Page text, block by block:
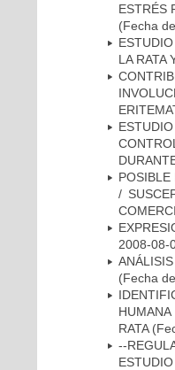
ESTRÉS
(Fecha
LA RATA
POSIBLE
/
2008-08-
(Fecha
RATA
--